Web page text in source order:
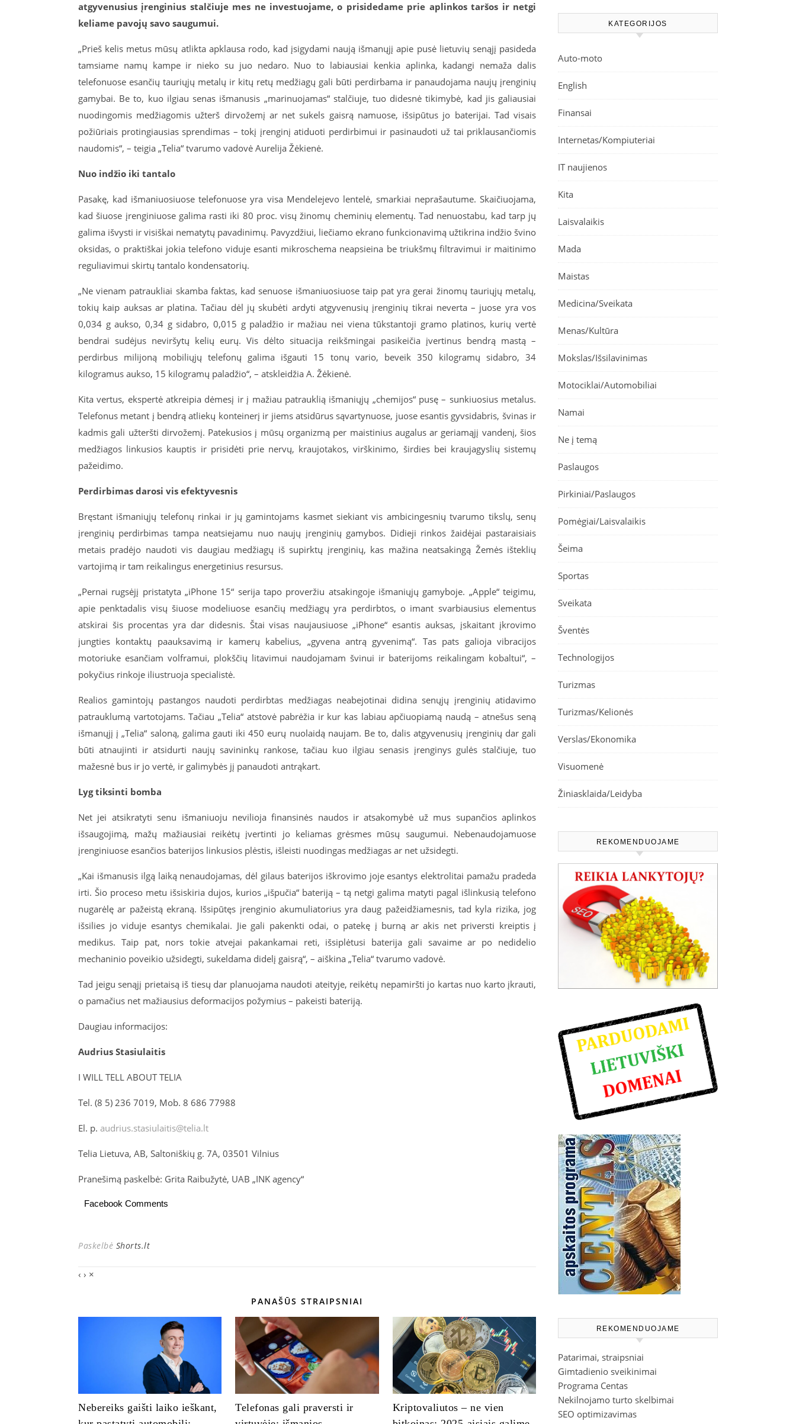
atgyvenusius įrenginius stalčiuje mes ne investuojame, o prisidedame prie aplinkos taršos ir netgi
keliame pavojų savo saugumui.
„Prieš kelis metus mūsų atlikta apklausa rodo, kad įsigydami naują išmanųjį apie pusė lietuvių senąjį pasideda
tamsiame namų kampe ir nieko su juo nedaro. Nuo to labiausiai kenkia aplinka, kadangi nemaža dalis
telefonuose esančių tauriųjų metalų ir kitų retų medžiagų gali būti perdirbama ir panaudojama naujų įrenginių
gamybai. Be to, kuo ilgiau senas išmanusis „marinuojamas“ stalčiuje, tuo didesnė tikimybė, kad jis galiausiai
nuodingomis medžiagomis užterš dirvožemį ar net sukels gaisrą namuose, išsipūtus jo baterijai. Tad visais
požiūriais protingiausias sprendimas – tokį įrenginį atiduoti perdirbimui ir pasinaudoti už tai priklausančiomis
naudomis“, – teigia „Telia“ tvarumo vadovė Aurelija Žėkienė.
Nuo indžio iki tantalo
Pasakę, kad išmaniuosiuose telefonuose yra visa Mendelejevo lentelė, smarkiai neprašautume. Skaičiuojama,
kad šiuose įrenginiuose galima rasti iki 80 proc. visų žinomų cheminių elementų. Tad nenuostabu, kad tarp jų
galima išvysti ir visiškai nematytų pavadinimų. Pavyzdžiui, liečiamo ekrano funkcionavimą užtikrina indžio švino
oksidas, o praktiškai jokia telefono viduje esanti mikroschema neapsieina be triukšmų filtravimui ir maitinimo
reguliavimui skirtų tantalo kondensatorių.
„Ne vienam patraukliai skamba faktas, kad senuose išmaniuosiuose taip pat yra gerai žinomų tauriųjų metalų,
tokių kaip auksas ar platina. Tačiau dėl jų skubėti ardyti atgyvenusių įrenginių tikrai neverta – juose yra vos
0,034 g aukso, 0,34 g sidabro, 0,015 g paladžio ir mažiau nei viena tūkstantoji gramo platinos, kurių vertė
bendrai sudėjus neviršytų kelių eurų. Vis dėlto situacija reikšmingai pasikeičia įvertinus bendrą mastą –
perdirbus milijoną mobiliųjų telefonų galima išgauti 15 tonų vario, beveik 350 kilogramų sidabro, 34
kilogramus aukso, 15 kilogramų paladžio“, – atskleidžia A. Žėkienė.
Kita vertus, ekspertė atkreipia dėmesį ir į mažiau patrauklią išmaniųjų „chemijos“ pusę – sunkiuosius metalus.
Telefonus metant į bendrą atliekų konteinerį ir jiems atsidūrus sąvartynuose, juose esantis gyvsidabris, švinas ir
kadmis gali užteršti dirvožemį. Patekusios į mūsų organizmą per maistinius augalus ar geriamąjį vandenį, šios
medžiagos linkusios kauptis ir prisidėti prie nervų, kraujotakos, virškinimo, širdies bei kraujagyslių sistemų
pažeidimo.
Perdirbimas darosi vis efektyvesnis
Bręstant išmaniųjų telefonų rinkai ir jų gamintojams kasmet siekiant vis ambicingesnių tvarumo tikslų, senų
įrenginių perdirbimas tampa neatsiejamu nuo naujų įrenginių gamybos. Didieji rinkos žaidėjai pastaraisiais
metais pradėjo naudoti vis daugiau medžiagų iš supirktų įrenginių, kas mažina neatsakingą Žemės išteklių
vartojimą ir tam reikalingus energetinius resursus.
„Pernai rugsėjį pristatyta „iPhone 15“ serija tapo proveržiu atsakingoje išmaniųjų gamyboje. „Apple“ teigimu,
apie penktadalis visų šiuose modeliuose esančių medžiagų yra perdirbtos, o imant svarbiausius elementus
atskirai šis procentas yra dar didesnis. Štai visas naujausiuose „iPhone“ esantis auksas, įskaitant įkrovimo
jungties kontaktų paauksavimą ir kamerų kabelius, „gyvena antrą gyvenimą“. Tas pats galioja vibracijos
motoriuke esančiam volframui, plokščių litavimui naudojamam švinui ir baterijoms reikalingam kobaltui“, –
pokyčius rinkoje iliustruoja specialistė.
Realios gamintojų pastangos naudoti perdirbtas medžiagas neabejotinai didina senųjų įrenginių atidavimo
patrauklumą vartotojams. Tačiau „Telia“ atstovė pabrėžia ir kur kas labiau apčiuopiamą naudą – atnešus seną
išmanųjį į „Telia“ saloną, galima gauti iki 450 eurų nuolaidą naujam. Be to, dalis atgyvenusių įrenginių dar gali
būti atnaujinti ir atsidurti naujų savininkų rankose, tačiau kuo ilgiau senasis įrenginys gulės stalčiuje, tuo
mažesnė bus ir jo vertė, ir galimybės jį panaudoti antrąkart.
Lyg tiksinti bomba
Net jei atsikratyti senu išmaniuoju nevilioja finansinės naudos ir atsakomybė už mus supančios aplinkos
išsaugojimą, mažų mažiausiai reikėtų įvertinti jo keliamas grėsmes mūsų saugumui. Nebenaudojamuose
įrenginiuose esančios baterijos linkusios plėstis, išleisti nuodingas medžiagas ar net užsidegti.
„Kai išmanusis ilgą laiką nenaudojamas, dėl gilaus baterijos iškrovimo joje esantys elektrolitai pamažu pradeda
irti. Šio proceso metu išsiskiria dujos, kurios „išpučia“ bateriją – tą netgi galima matyti pagal išlinkusią telefono
nugarėlę ar pažeistą ekraną. Išsipūtęs įrenginio akumuliatorius yra daug pažeidžiamesnis, tad kyla rizika, jog
išsilies jo viduje esantys chemikalai. Jie gali pakenkti odai, o patekę į burną ar akis net priversti kreiptis į
medikus. Taip pat, nors tokie atvejai pakankamai reti, išsiplėtusi baterija gali savaime ar po nedidelio
mechaninio poveikio užsidegti, sukeldama didelį gaisrą“, – aiškina „Telia“ tvarumo vadovė.
Tad jeigu senąjį prietaisą iš tiesų dar planuojama naudoti ateityje, reikėtų nepamiršti jo kartas nuo karto įkrauti,
o pamačius net mažiausius deformacijos požymius – pakeisti bateriją.
Daugiau informacijos:
Audrius Stasiulaitis
I WILL TELL ABOUT TELIA
Tel. (8 5) 236 7019, Mob. 8 686 77988
El. p. audrius.stasiulaitis@telia.lt
Telia Lietuva, AB, Saltoniškių g. 7A, 03501 Vilnius
Pranešimą paskelbė: Grita Raibužytė, UAB „INK agency“
Facebook Comments
Paskelbė Shorts.lt
‹ › ×
PANAŠŪS STRAIPSNIAI
Nebereiks gaišti laiko ieškant,
Telefonas gali praversti ir
Kriptovaliutos – ne vien
KATEGORIJOS
Auto-moto
English
Finansai
Internetas/Kompiuteriai
IT naujienos
Kita
Laisvalaikis
Mada
Maistas
Medicina/Sveikata
Menas/Kultūra
Mokslas/Išsilavinimas
Motociklai/Automobiliai
Namai
Ne į temą
Paslaugos
Pirkiniai/Paslaugos
Pomėgiai/Laisvalaikis
Šeima
Sportas
Sveikata
Šventės
Technologijos
Turizmas
Turizmas/Kelionės
Verslas/Ekonomika
Visuomenė
Žiniasklaida/Leidyba
REKOMENDUOJAME
REKOMENDUOJAME
Patarimai, straipsniai
Gimtadienio sveikinimai
Programa Centas
Nekilnojamo turto skelbimai
SEO optimizavimas